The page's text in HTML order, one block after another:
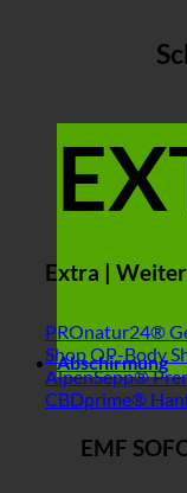
Extra |
PROnatur24®
ShopOP-Body
AlpenSepp®
CBDprime®
Abschirmung
EMF